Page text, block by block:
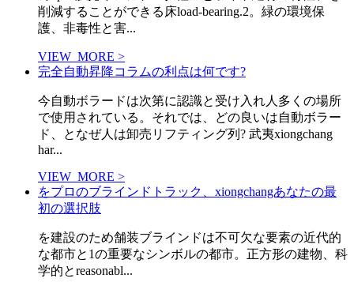
削減することができる床load-bearing.2。緑の環境保
護、非毒性と害...
VIEW_MORE >
完全自動昇降コラムの利点は何です?
今自動ボラードは次第に認識と受け入れ人多くの場所
で使用されている。それでは、どの良いは自動ボラー
ド、となぜ人は卸売リフティング列? 武夷xiongchang
har...
VIEW_MORE >
をプロのブラインドトラック、xiongchangあなたの最
初の選択肢
を建設のため舗装ブラインドは不可欠な要素の近代的
な都市と1の重要なシンボルの都市。正方形の建物、科
学的とreasonabl...